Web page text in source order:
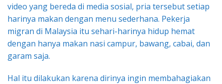
video yang bereda di media sosial, pria tersebut setiap
harinya makan dengan menu sederhana. Pekerja
migran di Malaysia itu sehari-harinya hidup hemat
dengan hanya makan nasi campur, bawang, cabai, dan
garam saja.
Hal itu dilakukan karena dirinya ingin membahagiakan